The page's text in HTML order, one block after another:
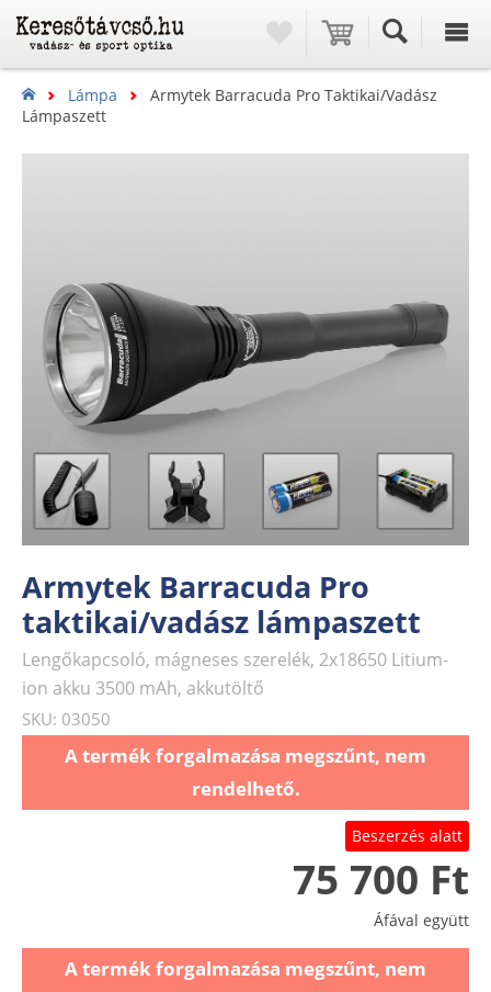
Lámpa
Armytek Barracuda Pro Taktikai/vadász
Lámpaszett
Armytek Barracuda Pro
taktikai/vadász lámpaszett
Lengőkapcsoló, mágneses szerelék, 2x18650 Litium-
ion akku 3500 mAh, akkutöltő
SKU: 03050
A termék forgalmazása megszűnt, nem
rendelhető.
Beszerzés alatt
75 700 Ft
Áfával együtt
A termék forgalmazása megszűnt, nem